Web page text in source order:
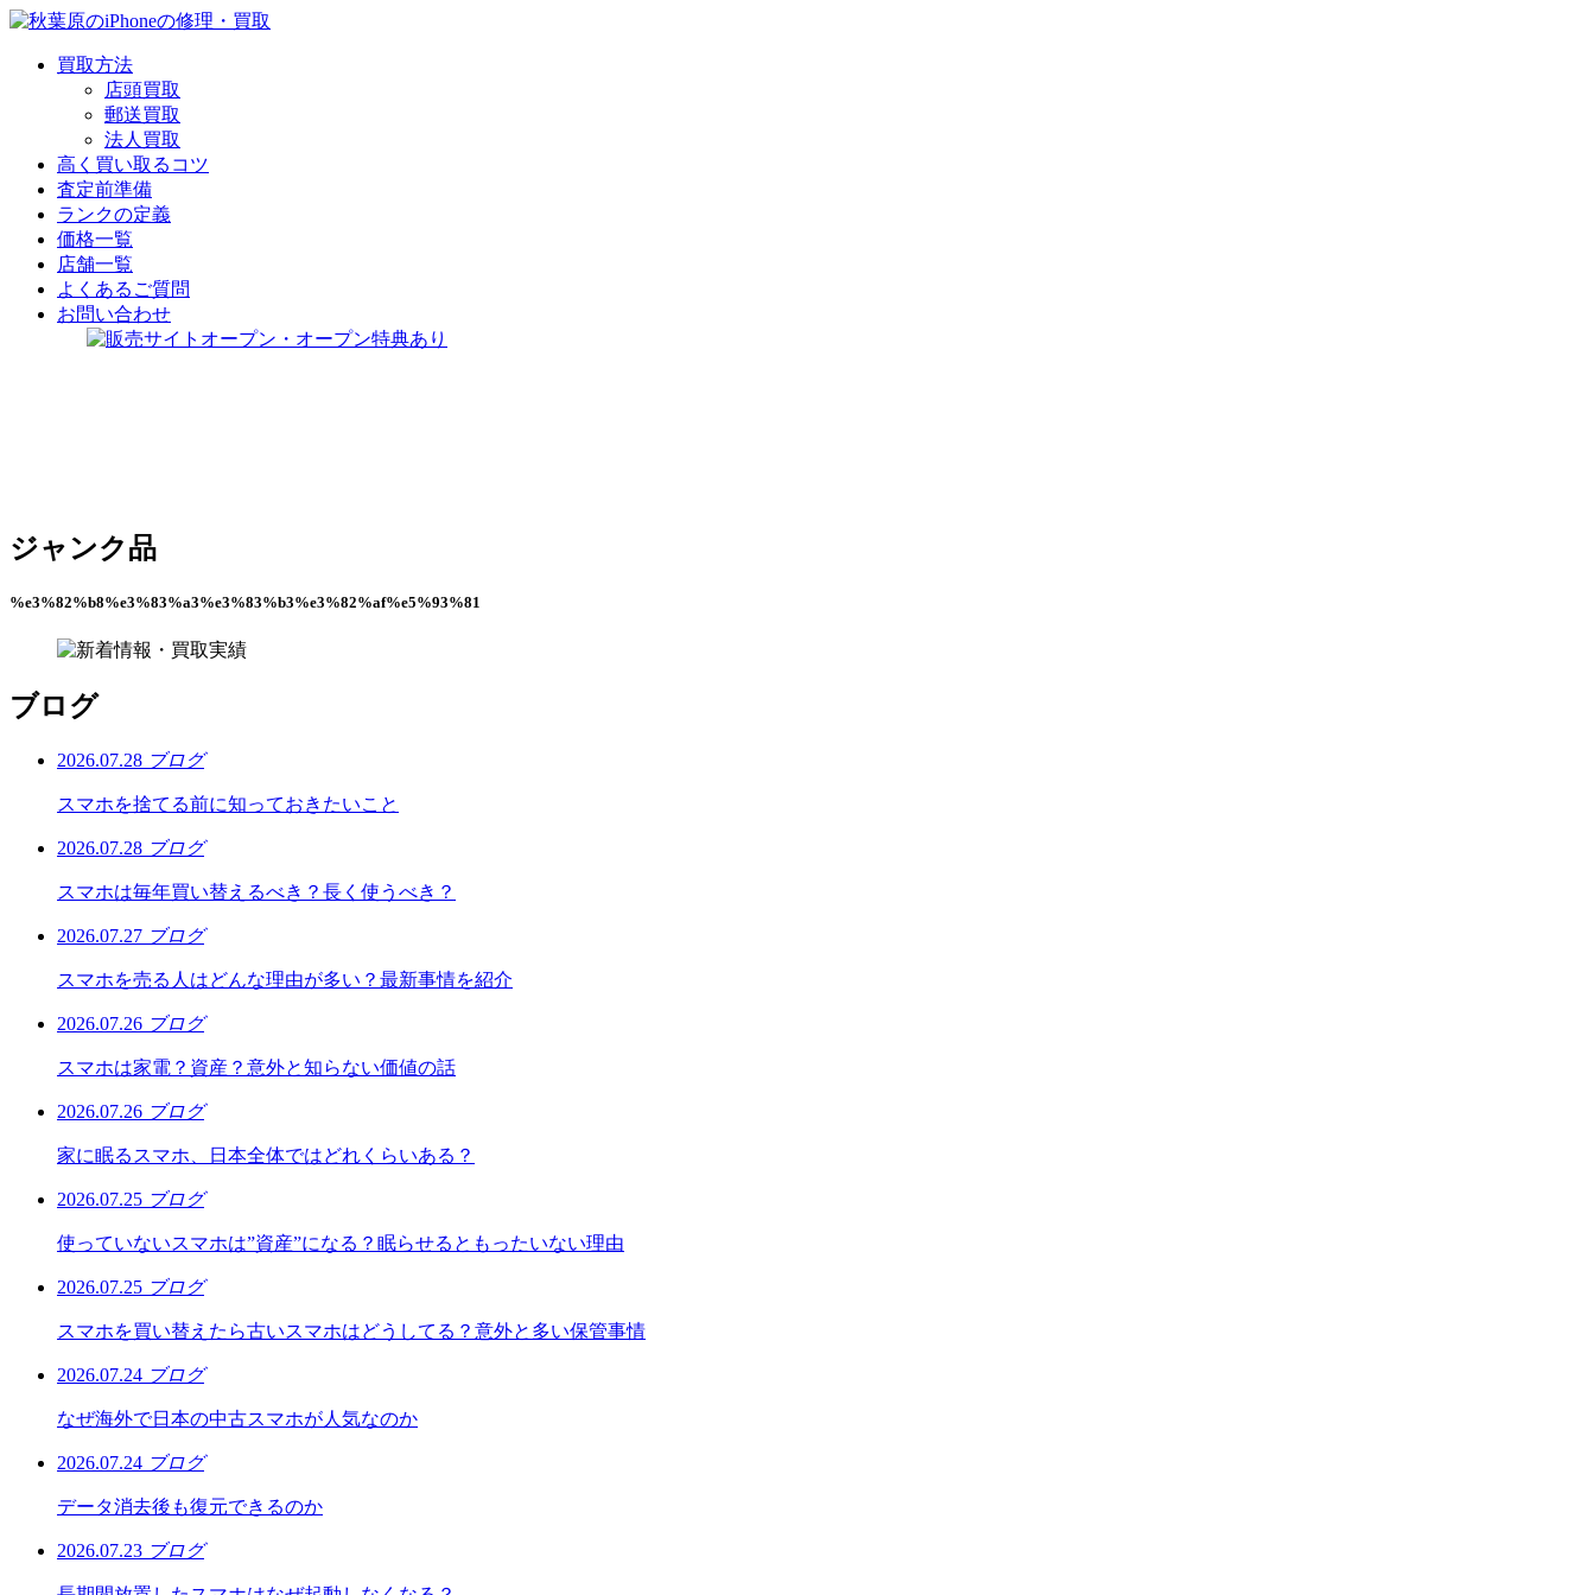
買取方法
店頭買取
郵送買取
法人買取
高く買い取るコツ
査定前準備
ランクの定義
価格一覧
店舗一覧
よくあるご質問
お問い合わせ
ジャンク品
%e3%82%b8%e3%83%a3%e3%83%b3%e3%82%af%e5%93%81
ブログ
2026.07.28 ブログ
スマホを捨てる前に知っておきたいこと
2026.07.28 ブログ
スマホは毎年買い替えるべき？長く使うべき？
2026.07.27 ブログ
スマホを売る人はどんな理由が多い？最新事情を紹介
2026.07.26 ブログ
スマホは家電？資産？意外と知らない価値の話
2026.07.26 ブログ
家に眠るスマホ、日本全体ではどれくらいある？
2026.07.25 ブログ
使っていないスマホは”資産”になる？眠らせるともったいない理由
2026.07.25 ブログ
スマホを買い替えたら古いスマホはどうしてる？意外と多い保管事情
2026.07.24 ブログ
なぜ海外で日本の中古スマホが人気なのか
2026.07.24 ブログ
データ消去後も復元できるのか
2026.07.23 ブログ